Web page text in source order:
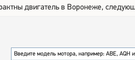
двигатель в Воронеже,